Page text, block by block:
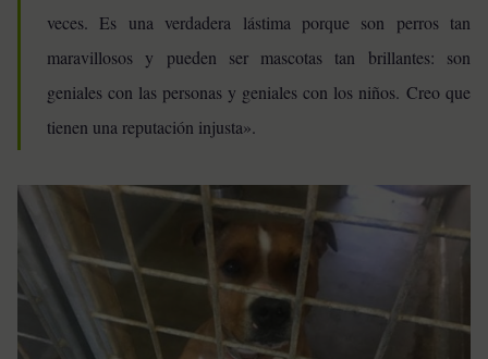
veces. Es una verdadera lástima porque son perros tan
maravillosos y pueden ser mascotas tan brillantes: son
geniales con las personas y geniales con los niños. Creo que
tienen una reputación injusta».